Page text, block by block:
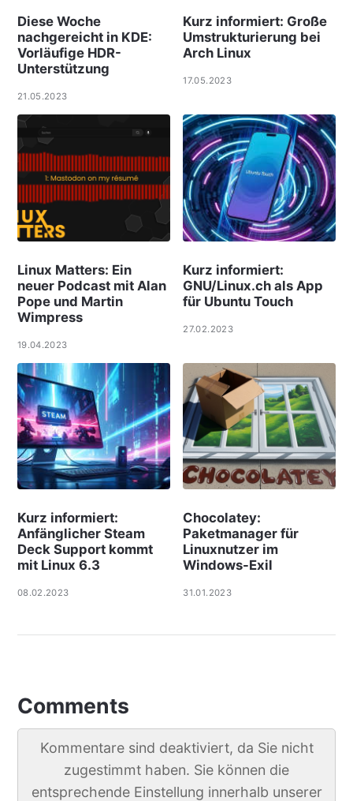
Diese Woche
nachgereicht in KDE:
Vorläufige HDR-
Unterstützung
21.05.2023
Kurz informiert: Große
Umstrukturierung bei
Arch Linux
17.05.2023
Linux Matters: Ein
neuer Podcast mit Alan
Pope und Martin
Wimpress
19.04.2023
Kurz informiert:
GNU/Linux.ch als App
für Ubuntu Touch
27.02.2023
Kurz informiert:
Anfänglicher Steam
Deck Support kommt
mit Linux 6.3
08.02.2023
Chocolatey:
Paketmanager für
Linuxnutzer im
Windows-Exil
31.01.2023
Comments
Kommentare sind deaktiviert, da Sie nicht
zugestimmt haben. Sie können die
entsprechende Einstellung innerhalb unserer